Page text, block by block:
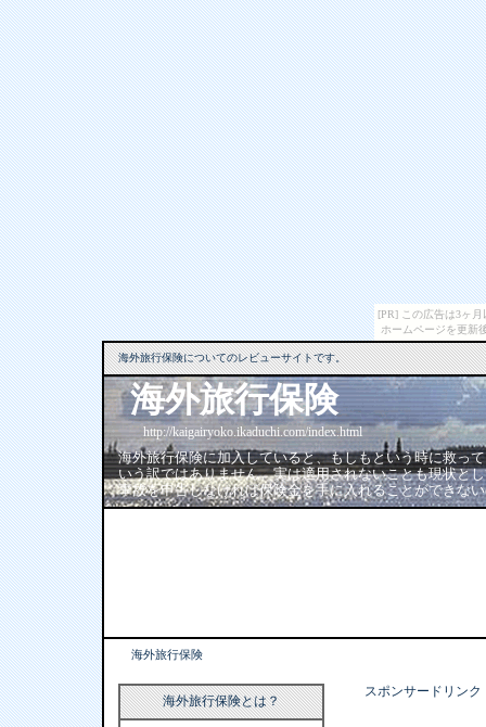
[PR] この広告は3ヶ
ホームページを更新
海外旅行保険についてのレビューサイトです。
海外旅行保険
http://kaigairyoko.ikaduchi.com/index.html
海外旅行保険に加入していると、もしもという時に救っ
いう訳ではありません。実は適用されないことも現状と
事故を申告しなければ保険金を手に入れることができな
海外旅行保険
海外旅行保険とは？
スポンサードリンク